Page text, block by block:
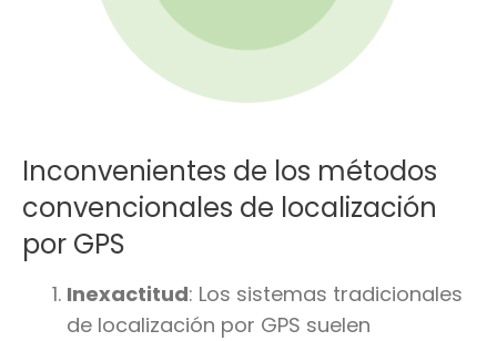
Inconvenientes de los métodos
convencionales de localización
por GPS
Inexactitud: Los sistemas tradicionales
de localización por GPS suelen